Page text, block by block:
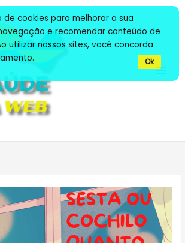
de cookies para melhorar a sua
e recomendar conteúdo de
utilizar nossos sites, você concorda
Ok